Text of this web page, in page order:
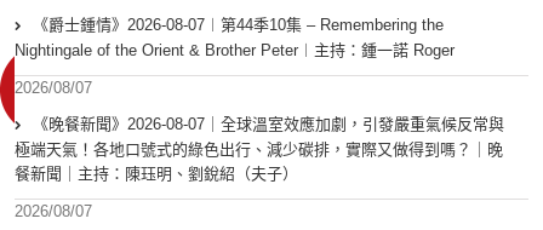
《爵士鍾情》2026-08-07︱第44季10集 – Remembering the
Nightingale of the Orient & Brother Peter︱主持：鍾一諾 Roger
2026/08/07
《晚餐新聞》2026-08-07｜全球溫室效應加劇，引發嚴重氣候反常與
極端天氣！各地口號式的綠色出行、減少碳排，實際又做得到嗎？｜晚
餐新聞｜主持：陳珏明、劉銳紹（夫子）
2026/08/07